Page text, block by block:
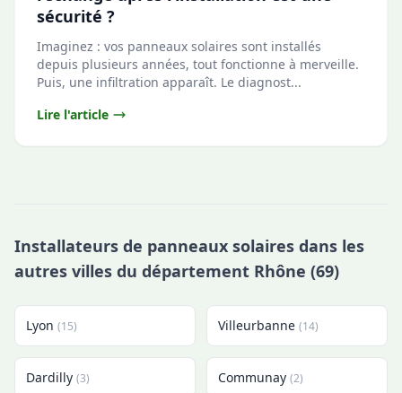
sécurité ?
Imaginez : vos panneaux solaires sont installés
depuis plusieurs années, tout fonctionne à merveille.
Puis, une infiltration apparaît. Le diagnost...
Lire l'article
Installateurs de panneaux solaires dans les
autres villes du département Rhône (69)
Lyon (15) Villeurbanne (14)
Dardilly (3) Communay (2)